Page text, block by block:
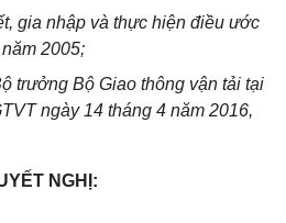
gia nhập và thực hiện điều ước
2005;
trưởng Bộ Giao thông vận tải tại
ngày 14 tháng 4 năm 2016,
NGHỊ: